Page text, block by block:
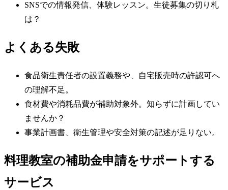
SNSでの情報発信、体験レッスン。生徒募集の切り札
は？
よくある失敗
食品衛生責任者の設置義務や、自宅販売時の許認可へ
の理解不足。
食材費や消耗品費が補助対象外。知らずに計画してい
ませんか？
事業計画書、衛生管理や安全対策の記述が足りない。
料理教室の補助金申請をサポートする
サービス